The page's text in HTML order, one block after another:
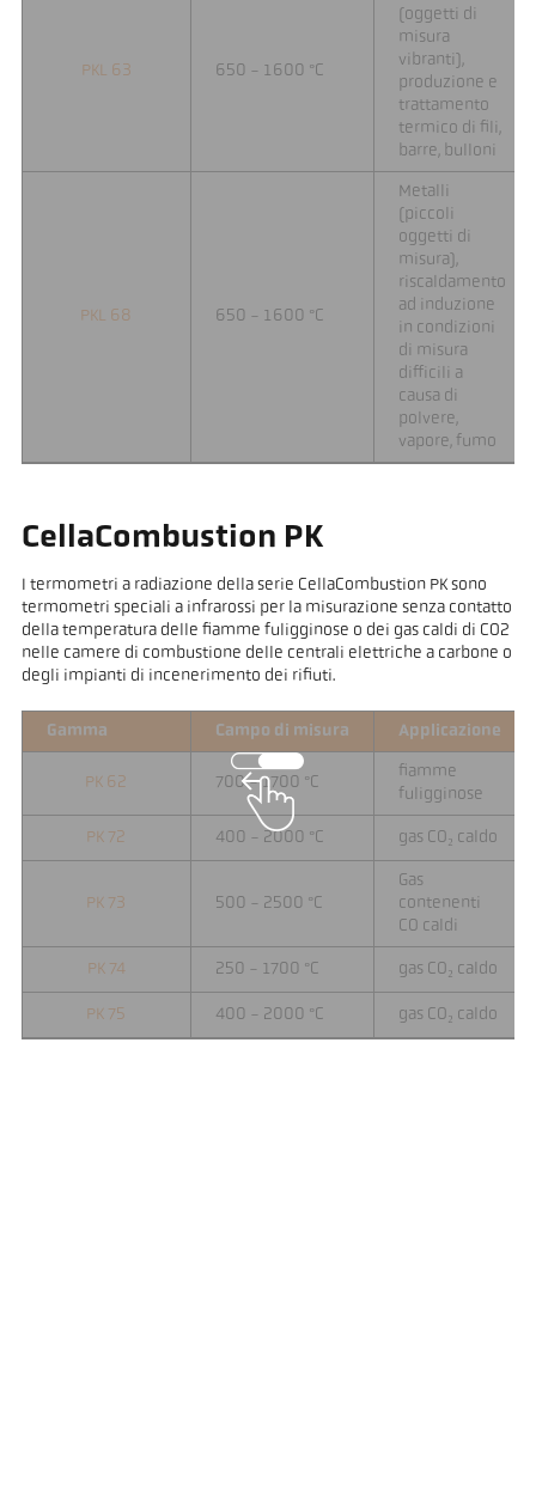
PKL 63 650 - 1600 °C
(oggetti di
misura
vibranti),
produzione e
trattamento
termico di fili,
barre, bulloni
PKL 68 650 - 1600 °C
Metalli
(piccoli
oggetti di
misura),
riscaldamento
ad induzione
in condizioni
di misura
difficili a
causa di
polvere,
vapore, fumo
CellaCombustion PK
I termometri a radiazione della serie CellaCombustion PK sono
termometri speciali a infrarossi per la misurazione senza contatto
della temperatura delle fiamme fuligginose o dei gas caldi di CO2
nelle camere di combustione delle centrali elettriche a carbone o
degli impianti di incenerimento dei rifiuti.
Gamma Campo di misura Applicazione
PK 62 700 - 1700 °C
fiamme
fuligginose
PK 72 400 - 2000 °C gas CO₂ caldo
PK 73 500 - 2500 °C
Gas
contenenti
CO caldi
PK 74 250 - 1700 °C gas CO₂ caldo
PK 75 400 - 2000 °C gas CO₂ caldo